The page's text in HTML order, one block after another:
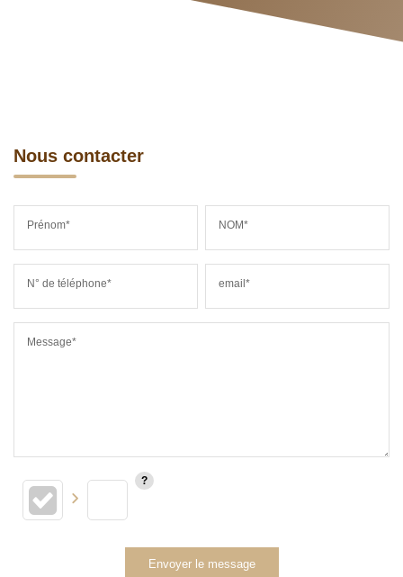
Nous contacter
Prénom* NOM*
N° de téléphone* email*
Message*
Envoyer le message